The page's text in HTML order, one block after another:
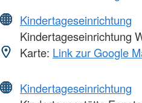
Kindertageseinrichtung
Kindertageseinrichtung
Karte: Link zur Google
Kindertageseinrichtung